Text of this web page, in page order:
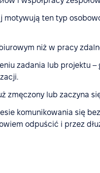
motywują ten typ
niż w pracy
zadania lub projektu –
zmęczony lub zaczyna
komunikowania się
odpuścić i przez